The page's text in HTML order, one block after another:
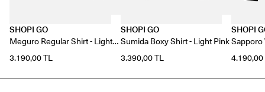
SHOPI GO
Meguro Regular Shirt - Light
Blue
3.190,00 TL
SHOPI GO
Sumida Boxy Shirt - Light Pink
3.390,00 TL
SHOPI
Sapporo
4.190,00